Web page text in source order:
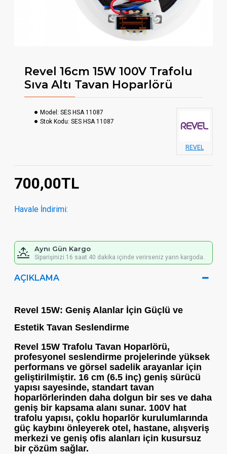
Revel 16cm 15W 100V Trafolu
Sıva Altı Tavan Hoparlörü
700,00TL
Havale İndirimi:
Model: SES HSA 11087
Stok Kodu: SES HSA 11087
REVEL
Aynı Gün Kargo
Siparişinizi 16 saat 40 dakika içinde verirseniz yarın kargoda.
AÇIKLAMA
Revel 15W: Geniş Alanlar İçin Güçlü ve
Estetik Tavan Seslendirme
Revel 15W Trafolu Tavan Hoparlörü,
profesyonel seslendirme projelerinde yüksek
performans ve görsel sadelik arayanlar için
geliştirilmiştir. 16 cm (6.5 inç) geniş sürücü
yapısı sayesinde, standart tavan
hoparlörlerinden daha dolgun bir ses ve daha
geniş bir kapsama alanı sunar. 100V hat
trafolu yapısı, çoklu hoparlör kurulumlarında
güç kaybını önleyerek otel, hastane, alışveriş
merkezi ve geniş ofis alanları için kusursuz
bir çözüm sağlar.